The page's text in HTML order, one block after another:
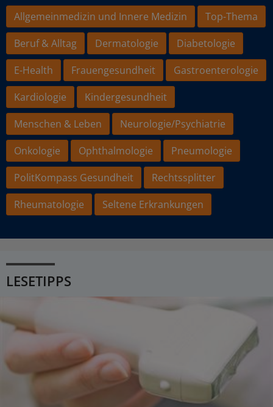
Allgemeinmedizin und Innere Medizin
Top-Thema
Beruf & Alltag
Dermatologie
Diabetologie
E-Health
Frauengesundheit
Gastroenterologie
Kardiologie
Kindergesundheit
Menschen & Leben
Neurologie/Psychiatrie
Onkologie
Ophthalmologie
Pneumologie
PolitKompass Gesundheit
Rechtssplitter
Rheumatologie
Seltene Erkrankungen
LESETIPPS